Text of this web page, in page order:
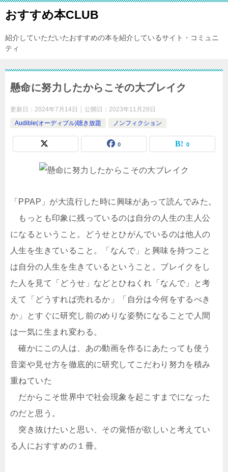
おすすめ本CLUB
紹介していただいたおすすめの本を紹介しているサイト・コミュニ
ティ
懸命に努力したからこその大ブレイク
更新日： 2024年7月14日 公開日： 2023年11月28日
Audible(オーディブル)聴き放題
ノンフィクション
0 0
「PPAP」が大流行した時に興味があって読んでみた。
もっとも印象に残っているのは自分の人生の主人公
になるということ。どうせとひがんでいるのは他人の
人生を生きていること。「なんで」と興味を持つこと
は自分の人生を生きているということ。ブレイクをし
た人を見て「どうせ」などとひねくれ「なんで」と考
えて「どうすれば売れるか」「自分は今何をするべき
か」とすぐに研究し前のめりな姿勢になることで人間
は一気に生まれ変わる。
確かにこの人は、あの動画を作るにあたっても使う
音楽や見せ方を徹底的に研究してこだわり努力を積み
重ねていた
だからこそ世界中で社会現象を起こすまでになった
のだと思う。
突き抜けたいと思い、その覚悟が欲しいと考えてい
る人におすすめの１冊。